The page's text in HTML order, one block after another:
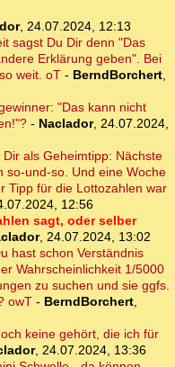
, 24.07.2024, 12:13
sagst Du Dir denn "Das
Erklärung geben". Bei
weit. oT - BerndBorchert,
"Das kann nicht
- Naclador, 24.07.2024,
als Geheimtipp: Nächste
so-und-so. Und eine Woche
Tipp für die Lottozahlen war
12:56
sagt, oder selber
, 24.07.2024, 13:02
hast schon Verständnis
Wahrscheinlichkeit 1/5000
zu suchen und sie ggfs.
owT - BerndBorchert,
keine gehört, die ich für
, 24.07.2024, 13:36